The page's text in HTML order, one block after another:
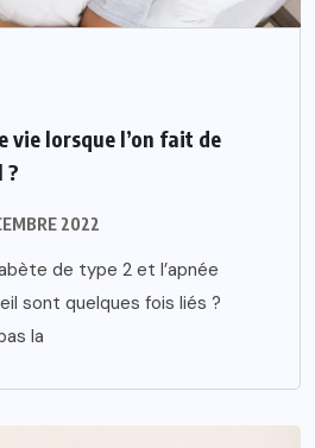
vie lorsque l’on fait de
?
2022
de type 2 et l’apnée
sont quelques fois liés ?
la